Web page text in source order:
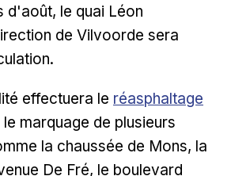
d'août, le quai Léon
de Vilvoorde sera
effectuera le Ouvrir dans une
réasphaltage
marquage de plusieurs
la chaussée de Mons, la
De Fré, le boulevard